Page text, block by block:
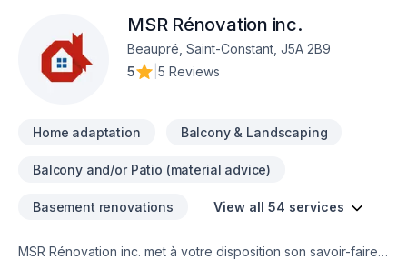
MSR Rénovation inc.
Beaupré, Saint-Constant, J5A 2B9
5
5 Reviews
Home adaptation Balcony & Landscaping
Balcony and/or Patio (material advice)
Basement renovations View all 54 services
MSR Rénovation inc. met à votre disposition son savoir-faire